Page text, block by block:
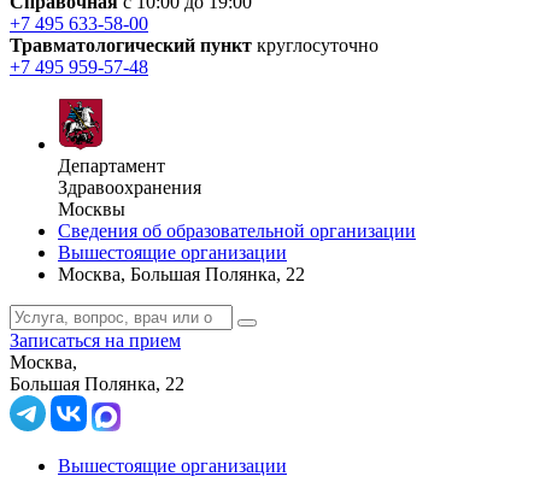
+7 495 633-58-00
Травматологический пункт круглосуточно
+7 495 959-57-48
Департамент
Здравоохранения
Москвы
Сведения об образовательной организации
Вышестоящие организации
Москва, Большая Полянка, 22
Записаться на прием
Москва,
Большая Полянка, 22
Вышестоящие организации